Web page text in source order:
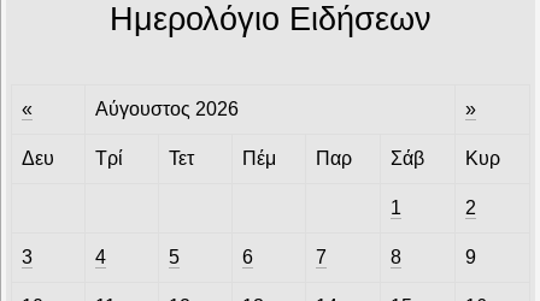
Ημερολόγιο Ειδήσεων
« Αύγουστος 2026 »
Δευ Τρί Τετ Πέμ Παρ Σάβ Κυρ
1 2
3 4 5 6 7 8 9